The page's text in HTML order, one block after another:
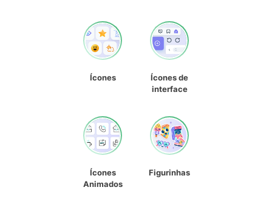
Ícones
Ícones de
interface
Ícones
Animados
Figurinhas